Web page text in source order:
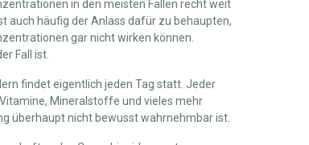
in den meisten Fällen recht weit
auch häufig der Anlass dafür zu behaupten,
gar nicht wirken können.
Fall ist.
findet eigentlich jeden Tag statt. Jeder
Mineralstoffe und vieles mehr
überhaupt nicht bewusst wahrnehmbar ist.